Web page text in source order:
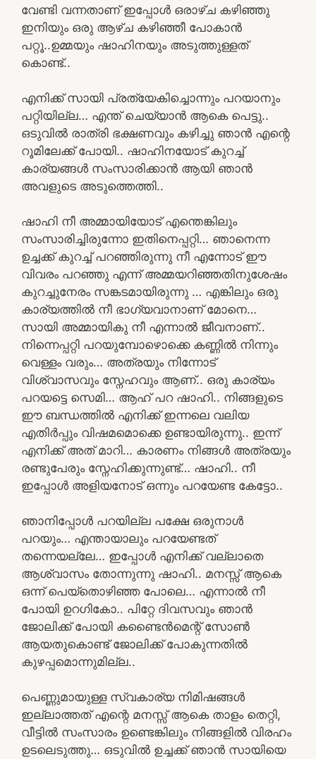
വേണ്ടി വന്നതാണ് ഇപ്പോൾ ഒരാഴ്ച കഴിഞ്ഞു
ഇനിയും ഒരു ആഴ്ച കഴിഞ്ഞീ പോകാൻ
പറ്റൂ..ഉമ്മയും ഷാഹിനയും അടുത്തുള്ളത്
കൊണ്ട്..
എനിക്ക് സായി പ്രത്യേകിച്ചൊന്നും പറയാനും
പറ്റിയില്ല… എന്ത് ചെയ്യാൻ ആകെ പെട്ടു..
ഒടുവിൽ രാത്രി ഭക്ഷണവും കഴിച്ചു ഞാൻ എന്റെ
റൂമിലേക്ക് പോയി.. ഷാഹിനയോട് കുറച്ച്
കാര്യങ്ങൾ സംസാരിക്കാൻ ആയി ഞാൻ
അവളുടെ അടുത്തെത്തി..
ഷാഹി നീ അമ്മായിയോട് എന്തെങ്കിലും
സംസാരിച്ചിരുന്നോ ഇതിനെപ്പറ്റി… ഞാനെന്ന
ഉച്ചക്ക് കുറച്ച് പറഞ്ഞിരുന്നു നീ എന്നോട് ഈ
വിവരം പറഞ്ഞു എന്ന് അമ്മയറിഞ്ഞതിനുശേഷം
കുറച്ചുനേരം സങ്കടമായിരുന്നു … എങ്കിലും ഒരു
കാര്യത്തിൽ നീ ഭാഗ്യവാനാണ് മോനെ…
സായി അമ്മായികു നീ എന്നാൽ ജീവനാണ്..
നിന്നെപ്പറ്റി പറയുമ്പോഴൊക്കെ കണ്ണിൽ നിന്നും
വെള്ളം വരും… അത്രയും നിന്നോട്
വിശ്വാസവും സ്നേഹവും ആണ്.. ഒരു കാര്യം
പറയട്ടെ സെമി… ആഹ് പറ ഷാഹി.. നിങ്ങളുടെ
ഈ ബന്ധത്തിൽ എനിക്ക് ഇന്നലെ വലിയ
എതിർപ്പും വിഷമമൊക്കെ ഉണ്ടായിരുന്നു.. ഇന്ന്
എനിക്ക് അത് മാറി… കാരണം നിങ്ങൾ അത്രയും
രണ്ടുപേരും സ്നേഹിക്കുന്നുണ്ട്… ഷാഹി.. നീ
ഇപ്പോൾ അളിയനോട് ഒന്നും പറയേണ്ട കേട്ടോ..
ഞാനിപ്പോൾ പറയില്ല പക്ഷേ ഒരുനാൾ
പറയും… എന്തായാലും പറയേണ്ടത്
തന്നെയല്ലേ… ഇപ്പോൾ എനിക്ക് വല്ലാതെ
ആശ്വാസം തോന്നുന്നു ഷാഹി.. മനസ്സ് ആകെ
ഒന്ന് പെയ്തൊഴിഞ്ഞ പോലെ… എന്നാൽ നീ
പോയി ഉറഗികോ.. പിറ്റേ ദിവസവും ഞാൻ
ജോലിക്ക് പോയി കണ്ടൈൻമെന്റ് സോൺ
ആയതുകൊണ്ട് ജോലിക്ക് പോകുന്നതിൽ
കുഴപ്പമൊന്നുമില്ല..
പെണ്ണുമായുള്ള സ്വകാര്യ നിമിഷങ്ങൾ
ഇല്ലാത്തത് എന്റെ മനസ്സ് ആകെ താളം തെറ്റി,
വീട്ടിൽ സംസാരം ഉണ്ടെങ്കിലും നിങ്ങളിൽ വിരഹം
ഉടലെടുത്തു… ഒടുവിൽ ഉച്ചക്ക് ഞാൻ സായിയെ